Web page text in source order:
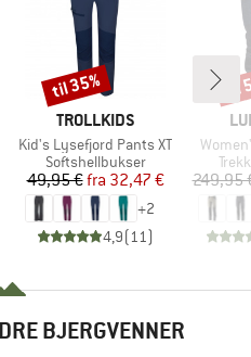
MÆRKE
TROLLKIDS
Artikel
Kid's Lysefjord Pants XT
Produktgruppe
Softshellbukser
Pris
49,95 € Nedsat pris
fra 32,47 €
+2
4,9(11 )
Rabat
til 35%
Artikel
249,95
BJERGVENNER